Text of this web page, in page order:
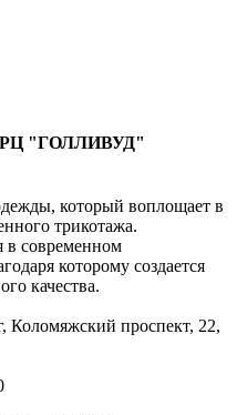
ТРЦ "ГОЛЛИВУД"
который воплощает в
трикотажа.
в современном
которому создается
качества.
Коломяжский проспект, 22,